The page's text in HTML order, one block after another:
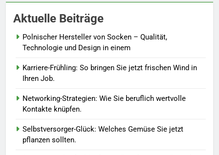
Aktuelle Beiträge
Polnischer Hersteller von Socken – Qualität,
Technologie und Design in einem
Karriere-Frühling: So bringen Sie jetzt frischen Wind in
Ihren Job.
Networking-Strategien: Wie Sie beruflich wertvolle
Kontakte knüpfen.
Selbstversorger-Glück: Welches Gemüse Sie jetzt
pflanzen sollten.
zum Quereinstieg in der neuen
Saison.
LEBENSSTIL
8
So kombinieren Sie Pastelltöne
1
Socken – Qualität, Technologie